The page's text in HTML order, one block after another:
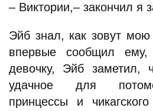
– Виктории,– закончил я
Эйб знал, как зовут
впервые сообщил
девочку, Эйб заметил,
удачное для
принцессы и